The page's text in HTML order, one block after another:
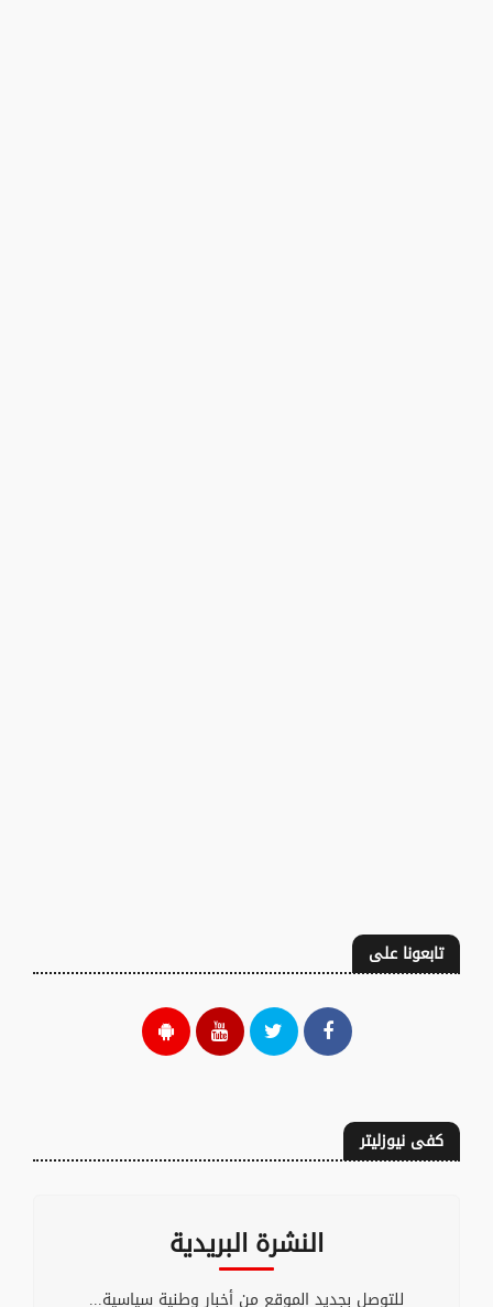
تابعونا على
كفى نيوزليتر
النشرة البريدية
للتوصل بجديد الموقع من أخبار وطنية سياسية...